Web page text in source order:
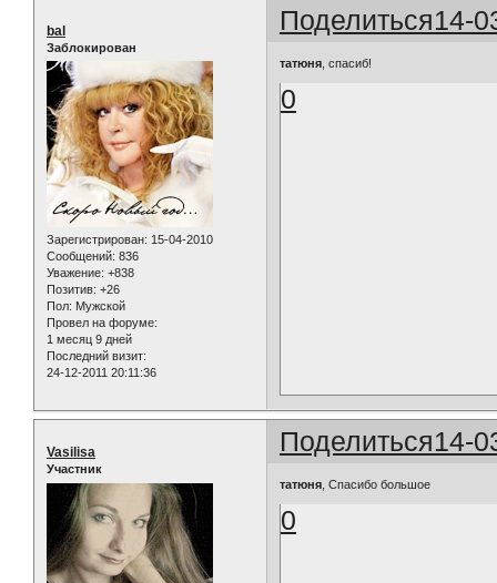
Поделиться14-
bal
Заблокирован
Зарегистрирован: 15-04-2010
Сообщений: 836
Уважение: +838
Позитив: +26
Пол: Мужской
Провел на форуме:
1 месяц 9 дней
Последний визит:
24-12-2011 20:11:36
татюня , спасиб!
0
Поделиться14-
Vasilisa
Участник
татюня , Спасибо большое
0